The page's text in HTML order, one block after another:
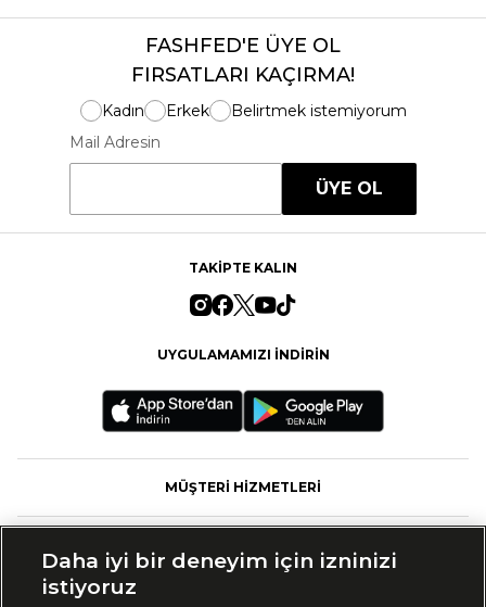
FASHFED'E ÜYE OL
FIRSATLARI KAÇIRMA!
Kadın Erkek
Belirtmek istemiyorum
Mail Adresin
ÜYE OL
TAKİPTE KALIN
UYGULAMAMIZI İNDİRİN
MÜŞTERİ HİZMETLERİ
Daha iyi bir deneyim için izninizi
istiyoruz